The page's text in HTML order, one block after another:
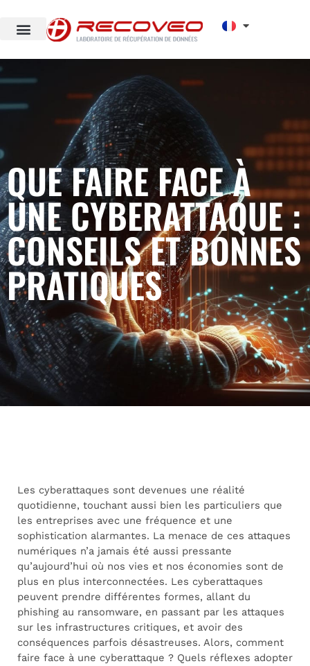
QUE FAIRE FACE À
UNE CYBERATTAQUE :
CONSEILS ET BONNES
PRATIQUES
Les cyberattaques sont devenues une réalité
quotidienne, touchant aussi bien les particuliers que
les entreprises avec une fréquence et une
sophistication alarmantes. La menace de ces attaques
numériques n’a jamais été aussi pressante
qu’aujourd’hui où nos vies et nos économies sont de
plus en plus interconnectées. Les cyberattaques
peuvent prendre différentes formes, allant du
phishing au ransomware, en passant par les attaques
sur les infrastructures critiques, et avoir des
conséquences parfois désastreuses. Alors, comment
faire face à une cyberattaque ? Quels réflexes adopter